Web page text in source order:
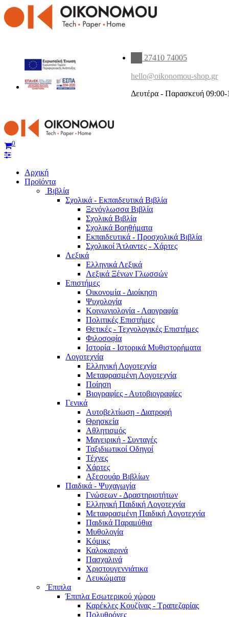
27410 74005
hello@oikonomou-shop.gr
Δευτέρα - Παρασκευή 09:00-
0
Αρχική
Προϊόντα
Βιβλία
Σχολικά - Εκπαιδευτικά Βιβλία
Ξενόγλωσσα Βιβλία
Σχολικά Βιβλία
Σχολικά Βοηθήματα
Εκπαιδευτικά - Προσχολικά Βιβλία
Σχολικοί Άτλαντες - Χάρτες
Λεξικά
Ελληνικά Λεξικά
Λεξικά Ξένων Γλωσσών
Επιστήμες
Οικονομία - Διοίκηση
Ψυχολογία
Κοινωνιολογία - Λαογραφία
Πολιτικές Eπιστήμες
Θετικές - Τεχνολογικές Επιστήμες
Φιλοσοφία
Ιστορία - Ιστορικά Μυθιστορήματα
Λογοτεχνία
Ελληνική Λογοτεχνία
Μεταφρασμένη Λογοτεχνία
Ποίηση
Βιογραφίες - Αυτοβιογραφίες
Γενικά
Αυτοβελτίωση - Διατροφή
Θρησκεία
Αθλητισμός
Μαγειρική - Συνταγές
Ταξιδιωτικοί Οδηγοί
Τέχνες
Χάρτες
Αξεσουάρ Βιβλίων
Παιδικά - Ψυχαγωγία
Γνώσεων - Δραστηριοτήτων
Ελληνική Παιδική Λογοτεχνία
Μεταφρασμένη Παιδική Λογοτεχνία
Παιδικά Παραμύθια
Μυθολογία
Κόμικς
Καλοκαιρινά
Πασχαλινά
Χριστουγεννιάτικα
Λευκώματα
Έπιπλα
Έπιπλα Εσωτερικού χώρου
Καρέκλες Κουζίνας - Τραπεζαρίας
Πολυθρόνες